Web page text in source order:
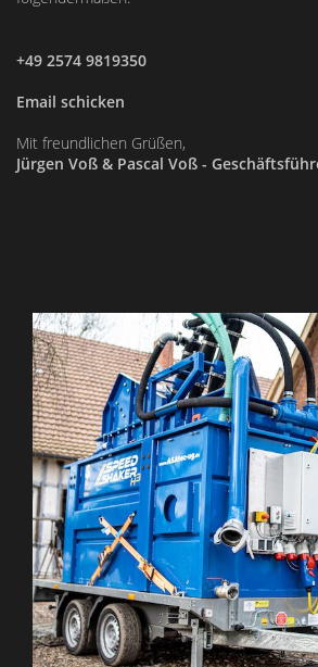
+49 2574 9819350
Email schicken
Mit freundlichen Grüßen,
Jürgen Voß & Pascal Voß -